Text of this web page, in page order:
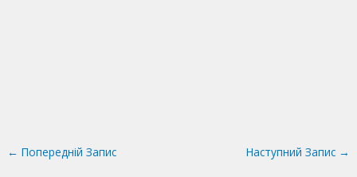
← Попередній Запис Наступний Запис →